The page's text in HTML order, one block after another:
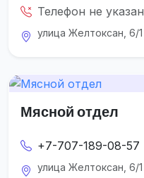
Телефон не указан
улица Желтоксан, 6/1
Мясной отдел
+7-707-189-08-57
улица Желтоксан, 6/1